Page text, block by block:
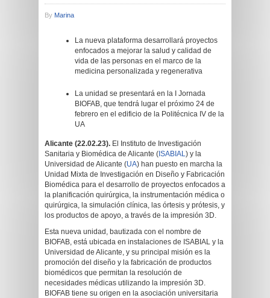
By Marina
La nueva plataforma desarrollará proyectos
enfocados a mejorar la salud y calidad de
vida de las personas en el marco de la
medicina personalizada y regenerativa
La unidad se presentará en la I Jornada
BIOFAB, que tendrá lugar el próximo 24 de
febrero en el edificio de la Politécnica IV de la
UA
Alicante (22.02.23). El Instituto de Investigación
Sanitaria y Biomédica de Alicante ( ISABIAL) y la
Universidad de Alicante (UA) han puesto en marcha la
Unidad Mixta de Investigación en Diseño y Fabricación
Biomédica para el desarrollo de proyectos enfocados a
la planificación quirúrgica, la instrumentación médica o
quirúrgica, la simulación clínica, las órtesis y prótesis, y
los productos de apoyo, a través de la impresión 3D.
Esta nueva unidad, bautizada con el nombre de
BIOFAB, está ubicada en instalaciones de ISABIAL y la
Universidad de Alicante, y su principal misión es la
promoción del diseño y la fabricación de productos
biomédicos que permitan la resolución de
necesidades médicas utilizando la impresión 3D.
BIOFAB tiene su origen en la asociación universitaria